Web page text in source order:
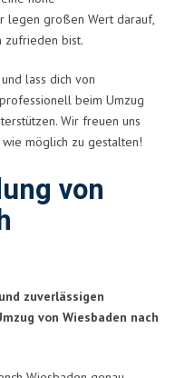
legen großen Wert darauf,
zufrieden bist.
lass dich von
beim Umzug
Wir freuen uns
möglich zu gestalten!
von
zuverlässigen
von Wiesbaden nach